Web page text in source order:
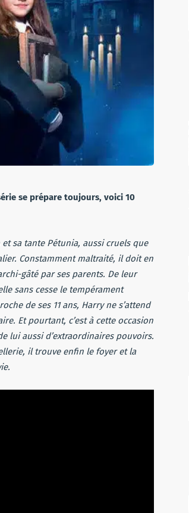
se prépare toujours, voici 10
sa tante Pétunia, aussi cruels que
Constamment maltraité, il doit en
gâté par ses parents. De leur
sans cesse le tempérament
de ses 11 ans, Harry ne s’attend
Et pourtant, c’est à cette occasion
lui aussi d’extraordinaires pouvoirs.
il trouve enfin le foyer et la